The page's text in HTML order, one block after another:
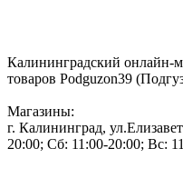
Калининградский онлайн-
товаров Podguzon39
Магазины:
г. Калининград,
20:00; Сб: 11:00-20:00; Вс: